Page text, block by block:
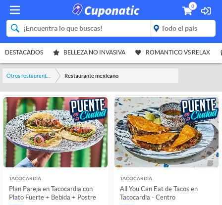
0
DESTACADOS BELLEZA NO INVASIVA ROMANTICO VS RELAX
Restaurante mexicano
TACOCARDIA
Plan Pareja en Tacocardia con
Plato Fuerte + Bebida + Postre
TACOCARDIA
All You Can Eat de Tacos en
Tacocardia - Centro